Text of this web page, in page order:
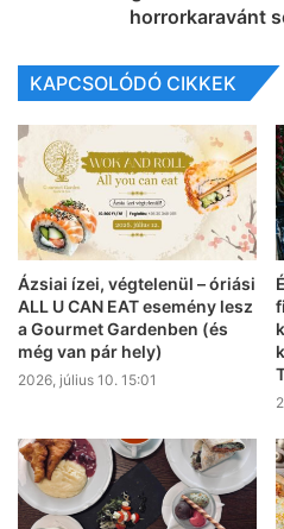
horrorkaravánt
KAPCSOLÓDÓ CIKKEK
Ázsiai ízei, végtelenül – óriási
ALL U CAN EAT esemény lesz
a Gourmet Gardenben (és
még van pár hely)
2026, július 10. 15:01